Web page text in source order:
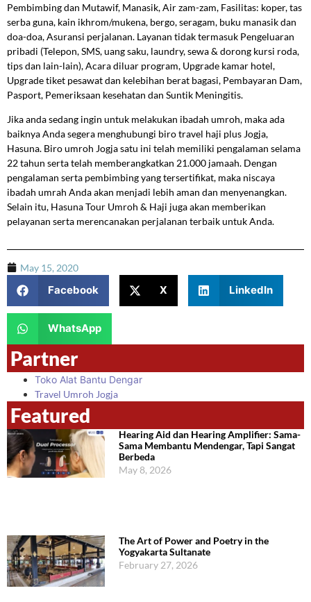
Pembimbing dan Mutawif, Manasik, Air zam-zam, Fasilitas: koper, tas
serba guna, kain ikhrom/mukena, bergo, seragam, buku manasik dan
doa-doa, Asuransi perjalanan. Layanan tidak termasuk Pengeluaran
pribadi (Telepon, SMS, uang saku, laundry, sewa & dorong kursi roda,
tips dan lain-lain), Acara diluar program, Upgrade kamar hotel,
Upgrade tiket pesawat dan kelebihan berat bagasi, Pembayaran Dam,
Pasport, Pemeriksaan kesehatan dan Suntik Meningitis.
Jika anda sedang ingin untuk melakukan ibadah umroh, maka ada
baiknya Anda segera menghubungi biro travel haji plus Jogja,
Hasuna. Biro umroh Jogja satu ini telah memiliki pengalaman selama
22 tahun serta telah memberangkatkan 21.000 jamaah. Dengan
pengalaman serta pembimbing yang tersertifikat, maka niscaya
ibadah umrah Anda akan menjadi lebih aman dan menyenangkan.
Selain itu, Hasuna Tour Umroh & Haji juga akan memberikan
pelayanan serta merencanakan perjalanan terbaik untuk Anda.
May 15, 2020
Facebook X LinkedIn
WhatsApp
Partner
Toko Alat Bantu Dengar
Travel Umroh Jogja
Featured
Hearing Aid dan Hearing Amplifier: Sama-
Sama Membantu Mendengar, Tapi Sangat
Berbeda
May 8, 2026
The Art of Power and Poetry in the
Yogyakarta Sultanate
February 27, 2026